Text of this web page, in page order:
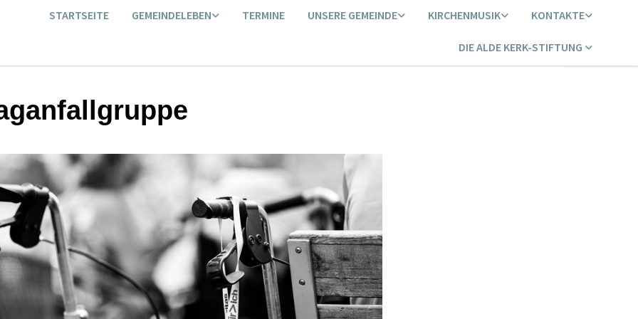
STARTSEITE GEMEINDELEBEN TERMINE UNSERE GEMEINDE KIRCHENMUSIK KONTAKTE
DIE ALDE KERK-STIFTUNG